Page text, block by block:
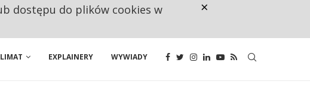
EXPLAINERY WYWIADY
dostępu do plików cookies w
×